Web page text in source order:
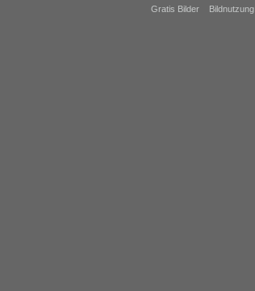
Gratis Bilder Bildnutzung